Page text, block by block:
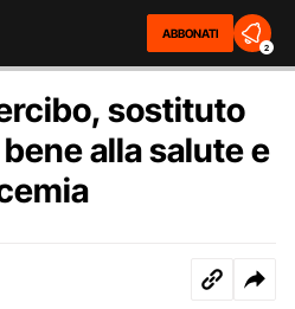
ABBONATI
2
sostituto
alla salute e